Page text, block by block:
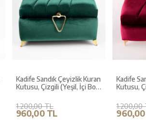
Kadife Sandık Çeyizlik Kuran
Kutusu, Çizgili (Yeşil, İçi Boş
1.200,00 TL
960,00 TL
Kadife
Kutusu,
1.200,00